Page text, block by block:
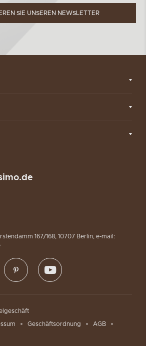
SIE UNSEREN NEWSLETTER
167/168, 10707 Berlin, e-mail:
Geschäftsordnung
AGB